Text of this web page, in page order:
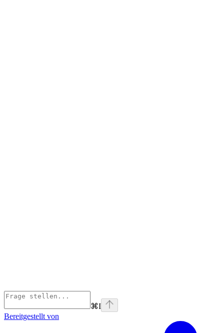
⌘I
Bereitgestellt von